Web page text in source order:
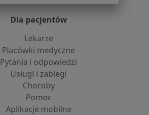
Dla pacjentów
Lekarze
Placówki medyczne
Pytania i odpowiedzi
Usługi i zabiegi
Choroby
Pomoc
Aplikacje mobilne